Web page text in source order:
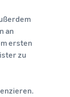
an
ersten
zu